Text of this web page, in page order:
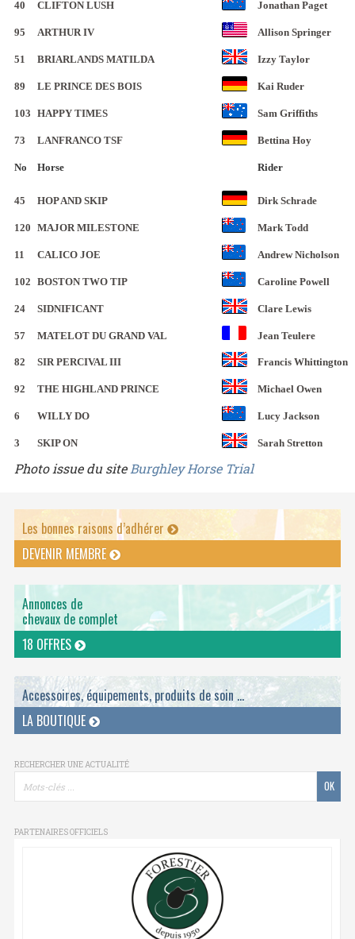
40 CLIFTON LUSH Jonathan Paget
95 ARTHUR IV Allison Springer
51 BRIARLANDS MATILDA Izzy Taylor
89 LE PRINCE DES BOIS Kai Ruder
103 HAPPY TIMES Sam Griffiths
73 LANFRANCO TSF Bettina Hoy
No Horse Rider
45 HOP AND SKIP Dirk Schrade
120 MAJOR MILESTONE Mark Todd
11 CALICO JOE Andrew Nicholson
102 BOSTON TWO TIP Caroline Powell
24 SIDNIFICANT Clare Lewis
57 MATELOT DU GRAND VAL Jean Teulere
82 SIR PERCIVAL III Francis Whittington
92 THE HIGHLAND PRINCE Michael Owen
6 WILLY DO Lucy Jackson
3 SKIP ON Sarah Stretton
Photo issue du site Burghley Horse Trial
Les bonnes raisons d’adhérer
DEVENIR MEMBRE
Annonces de
chevaux de complet
18 OFFRES
Accessoires, équipements, produits de soin ...
LA BOUTIQUE
RECHERCHER UNE ACTUALITÉ
PARTENAIRES OFFICIELS